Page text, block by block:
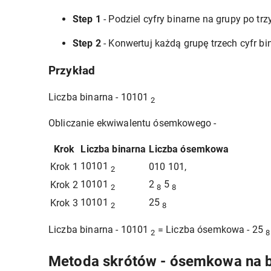
Step 1 - Podziel cyfry binarne na grupy po
Step 2- Konwertuj każdą grupę trzech cyfr
Przykład
Liczba binarna - 101012
Obliczanie ekwiwalentu ósemkowego -
Krok Liczba binarna Liczba ósemkowa
Krok 1 10101 2
010 101,
Krok 2 10101 2 2 8 5 8
Krok 3 10101 2 25 8
Liczba binarna - 101012 = Liczba ósemkowa - 25 8
Metoda skrótów - ósemkowa na